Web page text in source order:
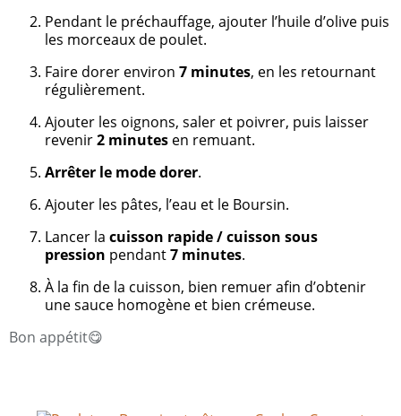
Pendant le préchauffage, ajouter l’huile d’olive puis
les morceaux de poulet.
Faire dorer environ 7 minutes, en les retournant
régulièrement.
Ajouter les oignons, saler et poivrer, puis laisser
revenir2 minutes en remuant.
Arrêter le mode dorer.
Ajouter les pâtes, l’eau et le Boursin.
Lancer la cuisson rapide / cuisson sous
pression pendant7 minutes.
À la fin de la cuisson, bien remuer afin d’obtenir
une sauce homogène et bien crémeuse.
Bon appétit😋